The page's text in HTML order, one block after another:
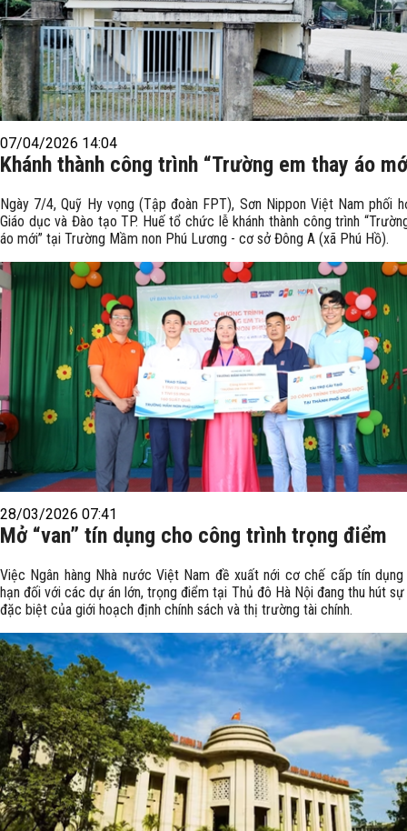
07/04/2026 14:04
Khánh thành công trình “Trường em thay áo
Ngày 7/4, Quỹ Hy vọng (Tập đoàn FPT), Sơn Nippon Việt Nam phối
Giáo dục và Đào tạo TP. Huế tổ chức lễ khánh thành công trình
áo mới” tại Trường Mầm non Phú Lương - cơ sở Đông A (xã Phú Hồ).
28/03/2026 07:41
Mở “van” tín dụng cho công trình trọng điểm
Việc Ngân hàng Nhà nước Việt Nam đề xuất nới cơ chế cấp tín
hạn đối với các dự án lớn, trọng điểm tại Thủ đô Hà Nội đang thu hút sự
đặc biệt của giới hoạch định chính sách và thị trường tài chính.